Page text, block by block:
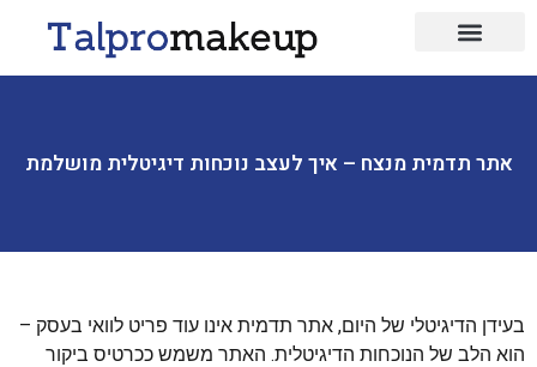
אתר תדמית מנצח – איך לעצב נוכחות דיגיטלית מושלמת
בעידן הדיגיטלי של היום, אתר תדמית אינו עוד פריט לוואי בעסק –
הוא הלב של הנוכחות הדיגיטלית. האתר משמש ככרטיס ביקור